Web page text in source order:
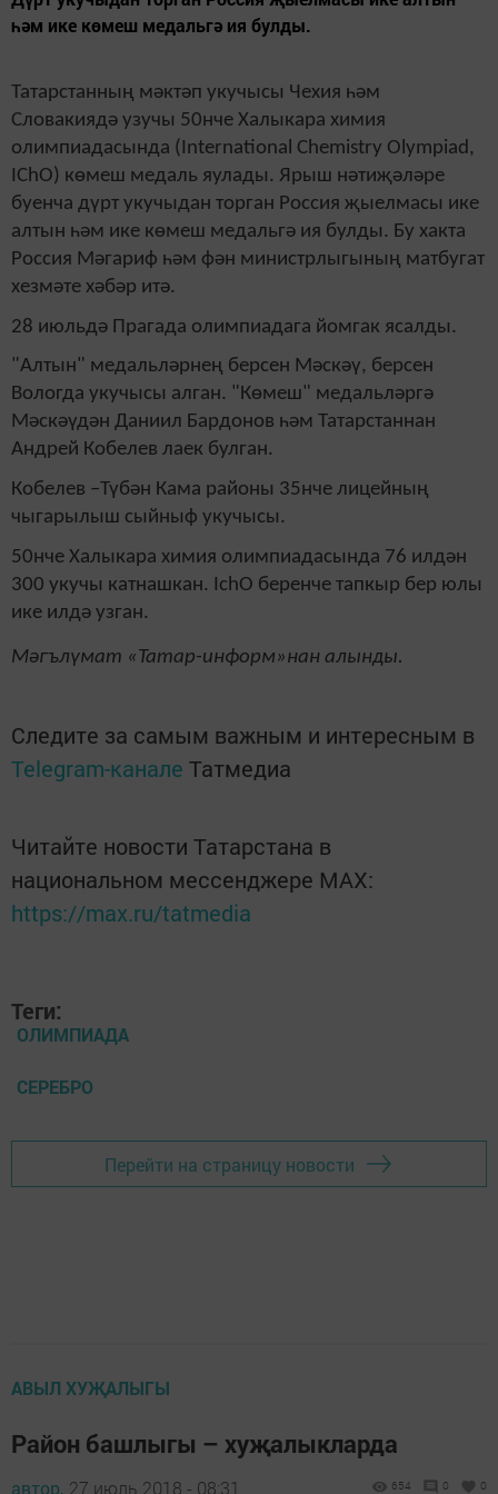
һәм ике көмеш медальгә ия булды.
Татарстанның мәктәп укучысы Чехия һәм
Словакиядә узучы 50нче Халыкара химия
олимпиадасында (International Chemistry Olympiad,
IChO) көмеш медаль яулады. Ярыш нәтиҗәләре
буенча дүрт укучыдан торган Россия җыелмасы ике
алтын һәм ике көмеш медальгә ия булды. Бу хакта
Россия Мәгариф һәм фән министрлыгының матбугат
хезмәте хәбәр итә.
28 июльдә Прагада олимпиадага йомгак ясалды.
"Алтын" медальләрнең берсен Мәскәү, берсен
Вологда укучысы алган. "Көмеш" медальләргә
Мәскәүдән Даниил Бардонов һәм Татарстаннан
Андрей Кобелев лаек булган.
Кобелев –Түбән Кама районы 35нче лицейның
чыгарылыш сыйныф укучысы.
50нче Халыкара химия олимпиадасында 76 илдән
300 укучы катнашкан. IchO беренче тапкыр бер юлы
ике илдә узган.
Мәгълүмат «Татар-информ»нан алынды.
Следите за самым важным и интересным в
Telegram-канале Татмедиа
Читайте новости Татарстана в
национальном мессенджере MАХ:
https://max.ru/tatmedia
Теги:
ОЛИМПИАДА
СЕРЕБРО
Перейти на страницу новости
АВЫЛ ХУҖАЛЫГЫ
Район башлыгы – хуҗалыкларда
автор, 27 июль 2018 - 08:31 654 0 0